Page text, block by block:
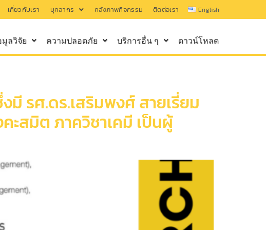
เกี่ยวกับเรา บุคลากร คลังภาพกิจกรรม ติดต่อเรา English
ลวิจัย ความปลอดภัย บริการอื่น ๆ ดาวน์โหลด
มี รศ.ดร.เสริมพงศ์ สายเรี่ยม
ะสมิต ภาควิชาเคมี เป็นผู้